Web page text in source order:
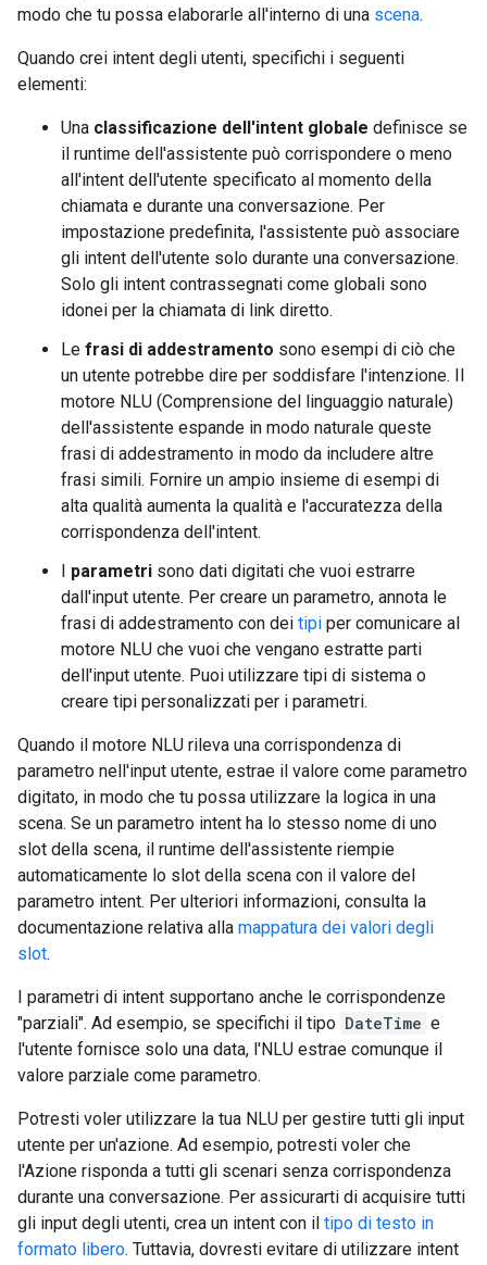
modo che tu possa elaborarle all'interno di una scena.
Quando crei intent degli utenti, specifichi i seguenti
elementi:
Una classificazione dell'intent globale definisce se
il runtime dell'assistente può corrispondere o meno
all'intent dell'utente specificato al momento della
chiamata e durante una conversazione. Per
impostazione predefinita, l'assistente può associare
gli intent dell'utente solo durante una conversazione.
Solo gli intent contrassegnati come globali sono
idonei per la chiamata di link diretto.
Le frasi di addestramento sono esempi di ciò che
un utente potrebbe dire per soddisfare l'intenzione. Il
motore NLU (Comprensione del linguaggio naturale)
dell'assistente espande in modo naturale queste
frasi di addestramento in modo da includere altre
frasi simili. Fornire un ampio insieme di esempi di
alta qualità aumenta la qualità e l'accuratezza della
corrispondenza dell'intent.
I parametri sono dati digitati che vuoi estrarre
dall'input utente. Per creare un parametro, annota le
frasi di addestramento con dei tipi per comunicare al
motore NLU che vuoi che vengano estratte parti
dell'input utente. Puoi utilizzare tipi di sistema o
creare tipi personalizzati per i parametri.
Quando il motore NLU rileva una corrispondenza di
parametro nell'input utente, estrae il valore come parametro
digitato, in modo che tu possa utilizzare la logica in una
scena. Se un parametro intent ha lo stesso nome di uno
slot della scena, il runtime dell'assistente riempie
automaticamente lo slot della scena con il valore del
parametro intent. Per ulteriori informazioni, consulta la
documentazione relativa alla mappatura dei valori degli
slot.
I parametri di intent supportano anche le corrispondenze
"parziali". Ad esempio, se specifichi il tipo DateTime e
l'utente fornisce solo una data, l'NLU estrae comunque il
valore parziale come parametro.
Potresti voler utilizzare la tua NLU per gestire tutti gli input
utente per un'azione. Ad esempio, potresti voler che
l'Azione risponda a tutti gli scenari senza corrispondenza
durante una conversazione. Per assicurarti di acquisire tutti
gli input degli utenti, crea un intent con il tipo di testo in
formato libero. Tuttavia, dovresti evitare di utilizzare intent